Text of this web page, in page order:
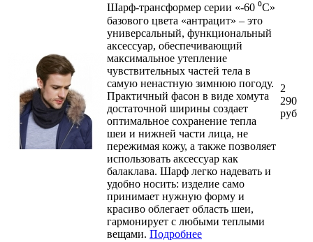
Шарф-трансформер серии «-60 ⁰С»
базового цвета «антрацит» – это
универсальный, функциональный
аксессуар, обеспечивающий
максимальное утепление
чувствительных частей тела в
самую ненастную зимнюю погоду.
Практичный фасон в виде хомута
достаточной ширины создает
оптимальное сохранение тепла
шеи и нижней части лица, не
пережимая кожу, а также позволяет
использовать аксессуар как
балаклава. Шарф легко надевать и
удобно носить: изделие само
принимает нужную форму и
красиво облегает область шеи,
гармонирует с любыми теплыми
вещами. Подробнее
2
290
руб